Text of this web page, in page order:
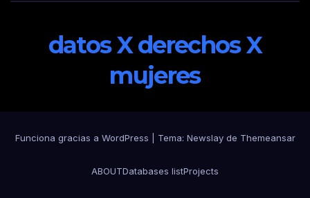
datos X derechos X
mujeres
Funciona gracias a WordPress Tema: Newslayde Themeansar
ABOUTDatabases listProjects